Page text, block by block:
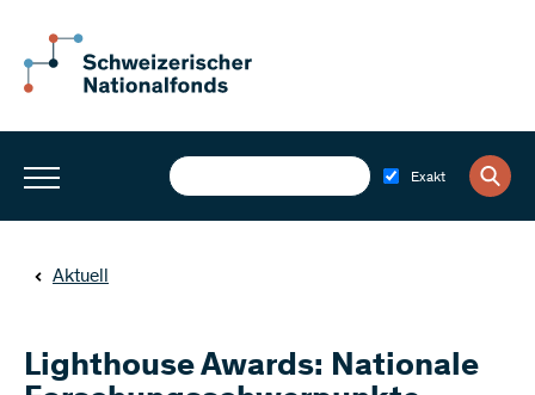
Exakt
Aktuell
Lighthouse Awards: Nationale